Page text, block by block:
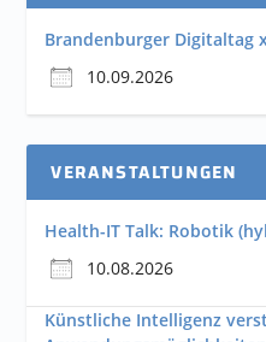
Brandenburger Digitaltag
10.09.2026
VERANSTALTUNGEN
Health-IT Talk: Robotik
10.08.2026
Künstliche Intelligenz